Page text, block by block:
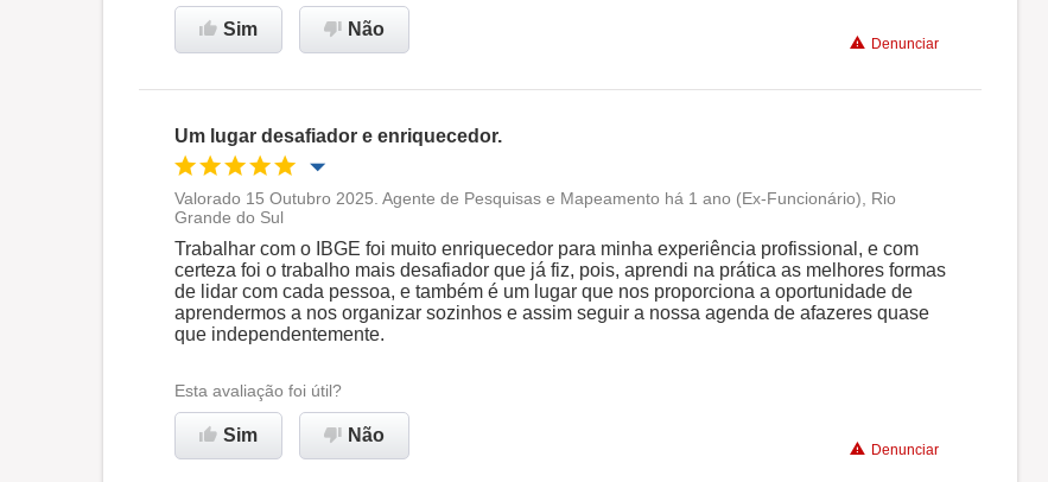
Sim Não
Denunciar
Um lugar desafiador e enriquecedor.
Oportunidade de promoção
Ambiente de trabalho Benefícios
Recomenda esta empresa
Valorado 15 Outubro 2025. Agente de Pesquisas e Mapeamento há 1 ano (Ex-Funcionário), Rio
Grande do Sul
Trabalhar com o IBGE foi muito enriquecedor para minha experiência profissional, e com
certeza foi o trabalho mais desafiador que já fiz, pois, aprendi na prática as melhores formas
de lidar com cada pessoa, e também é um lugar que nos proporciona a oportunidade de
aprendermos a nos organizar sozinhos e assim seguir a nossa agenda de afazeres quase
que independentemente.
Esta avaliação foi útil?
Sim Não
Denunciar